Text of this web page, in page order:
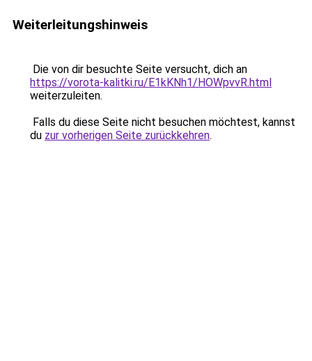
Weiterleitungshinweis
Die von dir besuchte Seite versucht, dich an
https://vorota-kalitki.ru/E1kKNh1/HOWpvvR.html
weiterzuleiten.
Falls du diese Seite nicht besuchen möchtest, kannst
du zur vorherigen Seite zurückkehren.